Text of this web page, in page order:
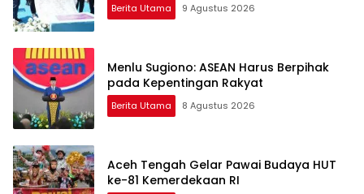
Berita Utama 9 Agustus 2026
Menlu Sugiono: ASEAN Harus Berpihak
pada Kepentingan Rakyat
Berita Utama 8 Agustus 2026
Aceh Tengah Gelar Pawai Budaya HUT
ke-81 Kemerdekaan RI